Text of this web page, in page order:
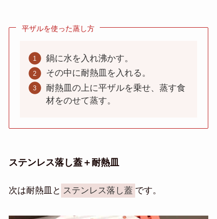
平ザルを使った蒸し方
鍋に水を入れ沸かす。
その中に耐熱皿を入れる。
耐熱皿の上に平ザルを乗せ、蒸す食
材をのせて蒸す。
ステンレス落し蓋＋耐熱皿
次は耐熱皿と ステンレス落し蓋 です。